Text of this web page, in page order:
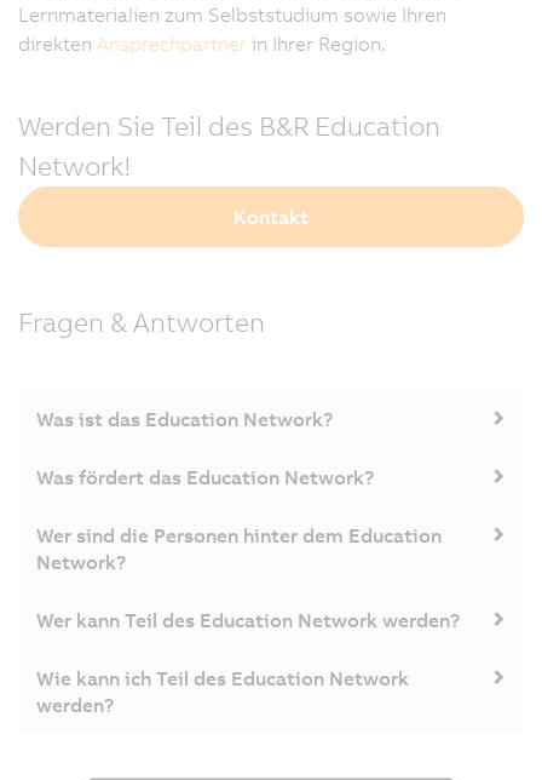
Lernmaterialien zum Selbststudium sowie Ihren
direkten Ansprechpartner in Ihrer Region.
Werden Sie Teil des B&R Education
Network!
Kontakt
Fragen & Antworten
Was ist das Education Network?
Was fördert das Education Network?
Wer sind die Personen hinter dem Education
Network?
Wer kann Teil des Education Network werden?
Wie kann ich Teil des Education Network
werden?